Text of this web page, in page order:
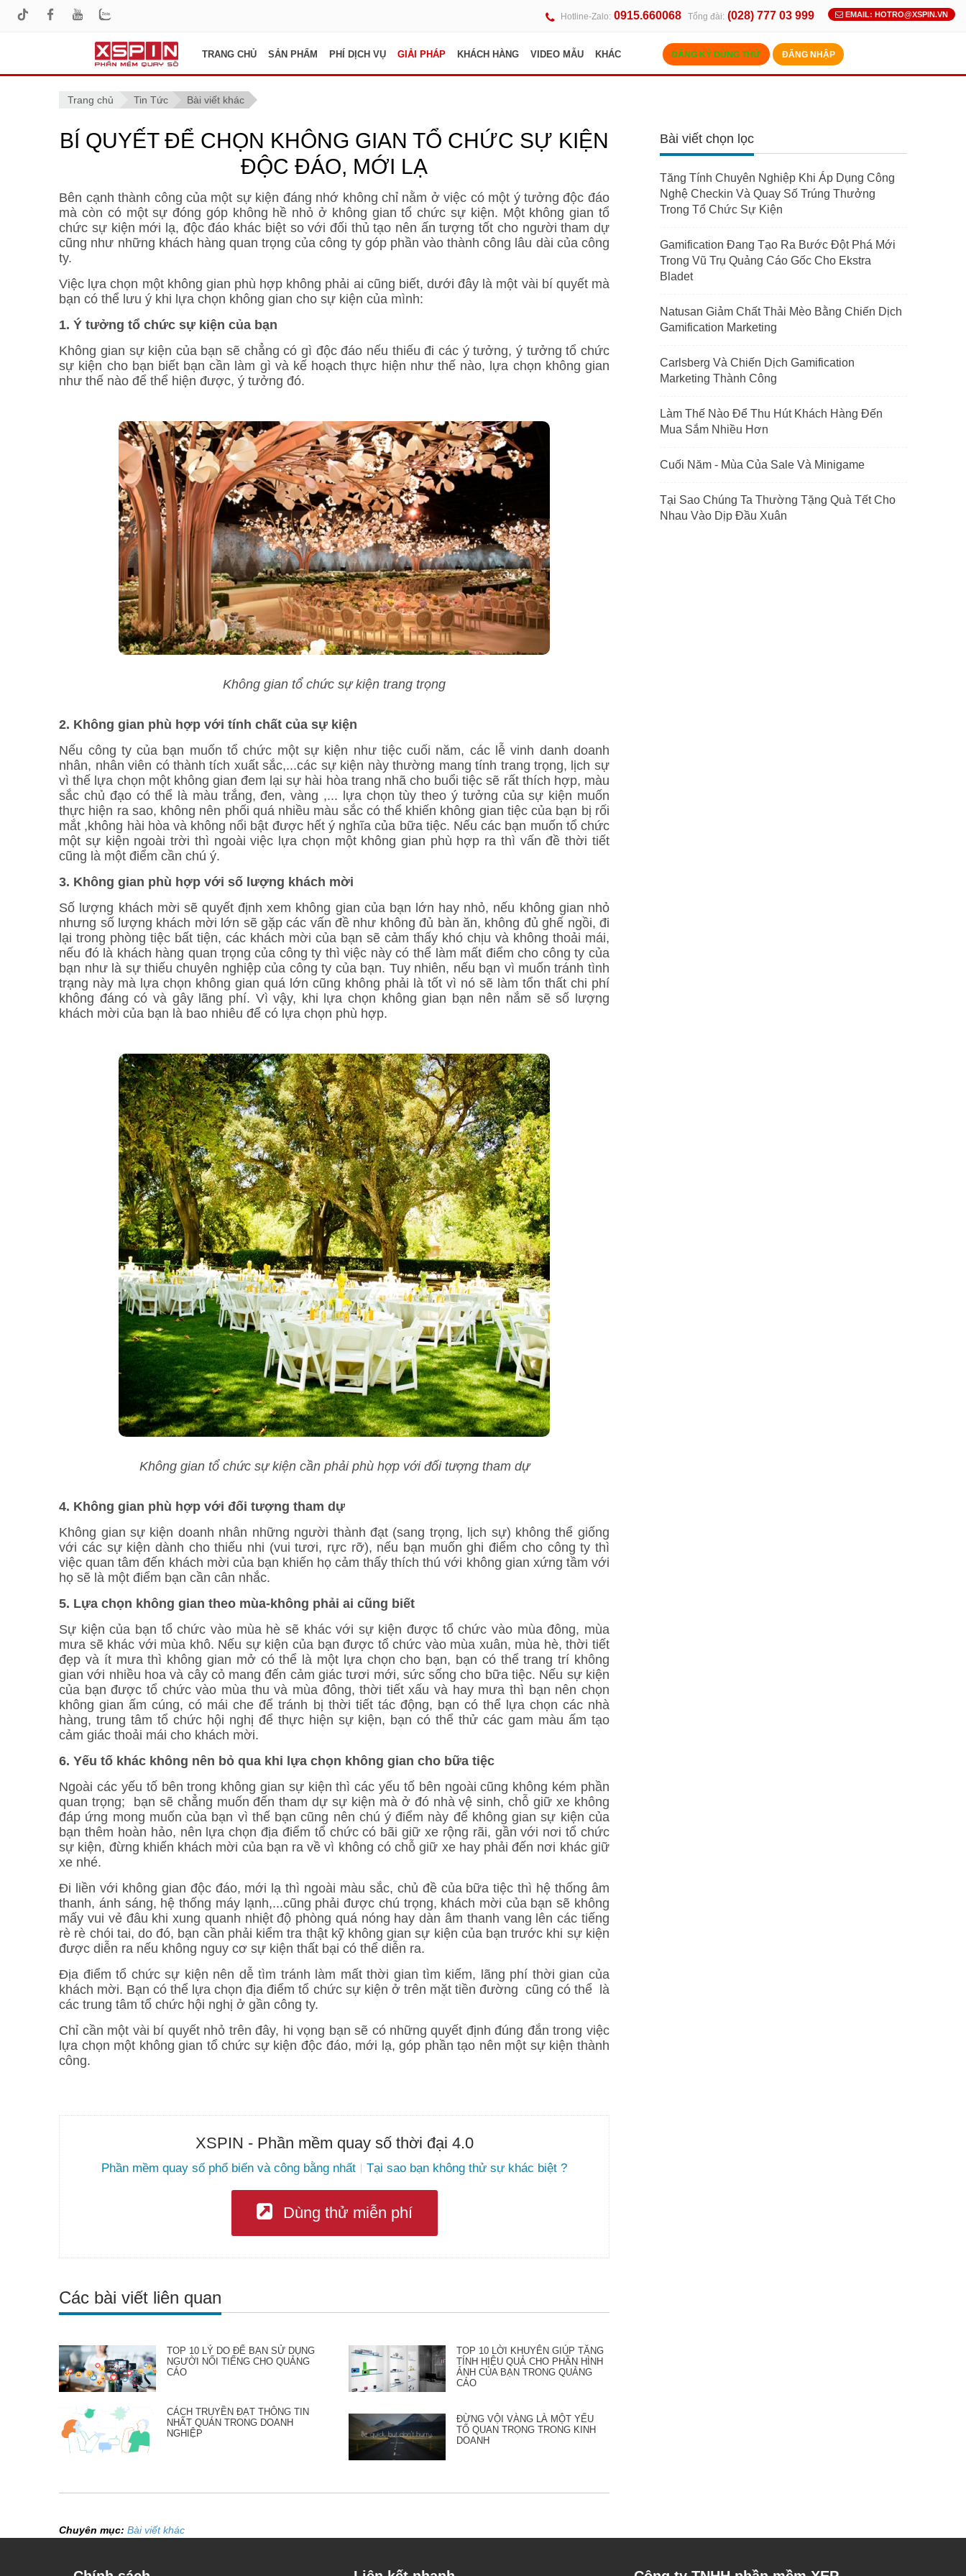
Hotline-Zalo: 0915.660068 Tổng đài: (028) 777 03 999 EMAIL: HOTRO@XSPIN.VN
TRANG CHỦ SẢN PHẨM PHÍ DỊCH VỤ GIẢI PHÁP KHÁCH HÀNG VIDEO MẪU KHÁC ĐĂNG KÝ DÙNG THỬ ĐĂNG NHẬP
Trang chủ Tin Tức Bài viết khác
BÍ QUYẾT ĐỂ CHỌN KHÔNG GIAN TỔ CHỨC SỰ KIỆN
ĐỘC ĐÁO, MỚI LẠ
Bên cạnh thành công của một sự kiện đáng nhớ không chỉ nằm ở việc có một ý tưởng độc đáo
mà còn có một sự đóng góp không hề nhỏ ở không gian tổ chức sự kiện. Một không gian tổ
chức sự kiện mới lạ, độc đáo khác biệt so với đối thủ tạo nên ấn tượng tốt cho người tham dự
cũng như những khách hàng quan trọng của công ty góp phần vào thành công lâu dài của công
ty.
Việc lựa chọn một không gian phù hợp không phải ai cũng biết, dưới đây là một vài bí quyết mà
bạn có thể lưu ý khi lựa chọn không gian cho sự kiện của mình:
1. Ý tưởng tổ chức sự kiện của bạn
Không gian sự kiện của bạn sẽ chẳng có gì độc đáo nếu thiếu đi các ý tưởng, ý tưởng tổ chức
sự kiện cho bạn biết bạn cần làm gì và kế hoạch thực hiện như thế nào, lựa chọn không gian
như thế nào để thể hiện được, ý tưởng đó.
Không gian tổ chức sự kiện trang trọng
2. Không gian phù hợp với tính chất của sự kiện
Nếu công ty của bạn muốn tổ chức một sự kiện như tiệc cuối năm, các lễ vinh danh doanh
nhân, nhân viên có thành tích xuất sắc,...các sự kiện này thường mang tính trang trọng, lịch sự
vì thế lựa chọn một không gian đem lại sự hài hòa trang nhã cho buổi tiệc sẽ rất thích hợp, màu
sắc chủ đạo có thể là màu trắng, đen, vàng ,... lựa chọn tùy theo ý tưởng của sự kiện muốn
thực hiện ra sao, không nên phối quá nhiều màu sắc có thể khiến không gian tiệc của bạn bị rối
mắt ,không hài hòa và không nổi bật được hết ý nghĩa của bữa tiệc. Nếu các bạn muốn tổ chức
một sự kiện ngoài trời thì ngoài việc lựa chọn một không gian phù hợp ra thì vấn đề thời tiết
cũng là một điểm cần chú ý.
3. Không gian phù hợp với số lượng khách mời
Số lượng khách mời sẽ quyết định xem không gian của bạn lớn hay nhỏ, nếu không gian nhỏ
nhưng số lượng khách mời lớn sẽ gặp các vấn đề như không đủ bàn ăn, không đủ ghế ngồi, đi
lại trong phòng tiệc bất tiện, các khách mời của bạn sẽ cảm thấy khó chịu và không thoải mái,
nếu đó là khách hàng quan trọng của công ty thì việc này có thể làm mất điểm cho công ty của
bạn như là sự thiếu chuyên nghiệp của công ty của bạn. Tuy nhiên, nếu bạn vì muốn tránh tình
trạng này mà lựa chọn không gian quá lớn cũng không phải là tốt vì nó sẽ làm tổn thất chi phí
không đáng có và gây lãng phí. Vì vậy, khi lựa chọn không gian bạn nên nắm sẽ số lượng
khách mời của bạn là bao nhiêu để có lựa chọn phù hợp.
Không gian tổ chức sự kiện cần phải phù hợp với đối tượng tham dự
4. Không gian phù hợp với đối tượng tham dự
Không gian sự kiện doanh nhân những người thành đạt (sang trọng, lịch sự) không thể giống
với các sự kiện dành cho thiếu nhi (vui tươi, rực rỡ), nếu bạn muốn ghi điểm cho công ty thì
việc quan tâm đến khách mời của bạn khiến họ cảm thấy thích thú với không gian xứng tầm với
họ sẽ là một điểm bạn cần cân nhắc.
5. Lựa chọn không gian theo mùa-không phải ai cũng biết
Sự kiện của bạn tổ chức vào mùa hè sẽ khác với sự kiện được tổ chức vào mùa đông, mùa
mưa sẽ khác với mùa khô. Nếu sự kiện của bạn được tổ chức vào mùa xuân, mùa hè, thời tiết
đẹp và ít mưa thì không gian mở có thể là một lựa chọn cho bạn, bạn có thể trang trí không
gian với nhiều hoa và cây cỏ mang đến cảm giác tươi mới, sức sống cho bữa tiệc. Nếu sự kiện
của bạn được tổ chức vào mùa thu và mùa đông, thời tiết xấu và hay mưa thì bạn nên chọn
không gian ấm cúng, có mái che để tránh bị thời tiết tác động, bạn có thể lựa chọn các nhà
hàng, trung tâm tổ chức hội nghị để thực hiện sự kiện, bạn có thể thử các gam màu ấm tạo
cảm giác thoải mái cho khách mời.
6. Yếu tố khác không nên bỏ qua khi lựa chọn không gian cho bữa tiệc
Ngoài các yếu tố bên trong không gian sự kiện thì các yếu tố bên ngoài cũng không kém phần
quan trọng; bạn sẽ chẳng muốn đến tham dự sự kiện mà ở đó nhà vệ sinh, chỗ giữ xe không
đáp ứng mong muốn của bạn vì thế bạn cũng nên chú ý điểm này để không gian sự kiện của
bạn thêm hoàn hảo, nên lựa chọn địa điểm tổ chức có bãi giữ xe rộng rãi, gần với nơi tổ chức
sự kiện, đừng khiến khách mời của bạn ra về vì không có chỗ giữ xe hay phải đến nơi khác giữ
xe nhé.
Đi liền với không gian độc đáo, mới lạ thì ngoài màu sắc, chủ đề của bữa tiệc thì hệ thống âm
thanh, ánh sáng, hệ thống máy lạnh,...cũng phải được chú trọng, khách mời của bạn sẽ không
mấy vui vẻ đâu khi xung quanh nhiệt độ phòng quá nóng hay dàn âm thanh vang lên các tiếng
rè rè chói tai, do đó, bạn cần phải kiểm tra thật kỹ không gian sự kiện của bạn trước khi sự kiện
được diễn ra nếu không nguy cơ sự kiện thất bại có thể diễn ra.
Địa điểm tổ chức sự kiện nên dễ tìm tránh làm mất thời gian tìm kiếm, lãng phí thời gian của
khách mời. Bạn có thể lựa chọn địa điểm tổ chức sự kiện ở trên mặt tiền đường cũng có thể là
các trung tâm tổ chức hội nghị ở gần công ty.
Chỉ cần một vài bí quyết nhỏ trên đây, hi vọng bạn sẽ có những quyết định đúng đắn trong việc
lựa chọn một không gian tổ chức sự kiện độc đáo, mới lạ, góp phần tạo nên một sự kiện thành
công.
XSPIN - Phần mềm quay số thời đại 4.0
Phần mềm quay số phổ biến và công bằng nhất Tại sao bạn không thử sự khác biệt ?
Dùng thử miễn phí
Các bài viết liên quan
TOP 10 LỜI KHUYÊN GIÚP TĂNG
TÍNH HIỆU QUẢ CHO PHẦN HÌNH
ẢNH CỦA BẠN TRONG QUẢNG
CÁO
TOP 10 LÝ DO ĐỂ BẠN SỬ DỤNG
NGƯỜI NỔI TIẾNG CHO QUẢNG
CÁO
CÁCH TRUYỀN ĐẠT THÔNG TIN
NHẤT QUÁN TRONG DOANH
NGHIỆP
ĐỪNG VỘI VÀNG LÀ MỘT YẾU
TỐ QUAN TRỌNG TRONG KINH
DOANH
Chuyên mục:Bài viết khác
Bài viết chọn lọc
Tăng Tính Chuyên Nghiệp Khi Áp Dụng Công
Nghệ Checkin Và Quay Số Trúng Thưởng
Trong Tổ Chức Sự Kiện
Gamification Đang Tạo Ra Bước Đột Phá Mới
Trong Vũ Trụ Quảng Cáo Gốc Cho Ekstra
Bladet
Natusan Giảm Chất Thải Mèo Bằng Chiến Dịch
Gamification Marketing
Carlsberg Và Chiến Dịch Gamification
Marketing Thành Công
Làm Thế Nào Để Thu Hút Khách Hàng Đến
Mua Sắm Nhiều Hơn
Cuối Năm - Mùa Của Sale Và Minigame
Tại Sao Chúng Ta Thường Tặng Quà Tết Cho
Nhau Vào Dịp Đầu Xuân